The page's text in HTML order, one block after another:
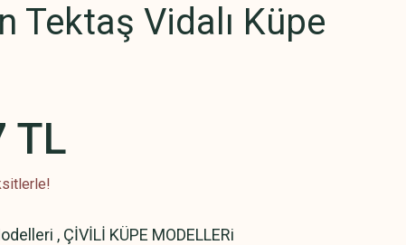
Tektaş Vidalı Küpe
TL
, ÇİVİLİ KÜPE MODELLERi